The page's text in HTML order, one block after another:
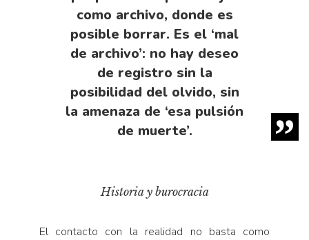
como archivo, donde es
posible borrar. Es el ‘mal
de archivo’: no hay deseo
de registro sin la
posibilidad del olvido, sin
la amenaza de ‘esa pulsión
de muerte’.
Historia y burocracia
El contacto con la realidad no basta como